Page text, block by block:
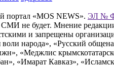
«MOS NEWS». ЭЛ №
не будет. Мнение
и запрещены
народа», «Русский
«Меджлис
«Имарат Кавказ»,